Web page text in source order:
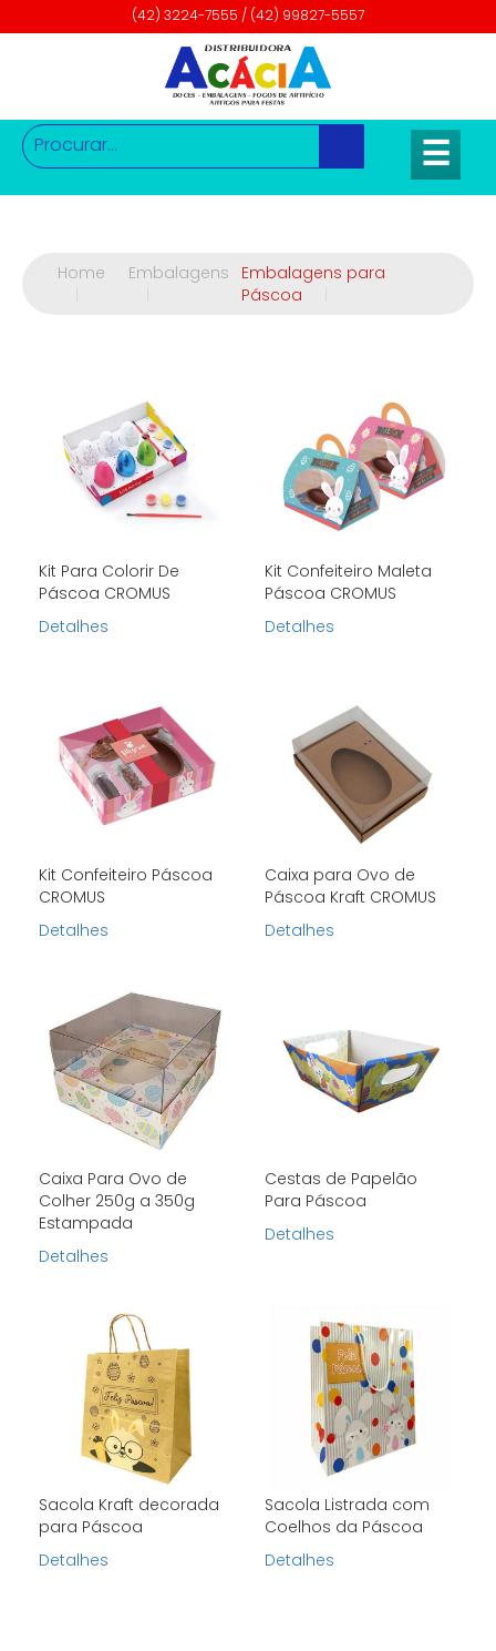
(42) 3224-7555 / (42) 99827-5557
☰
Home
Embalagens
Embalagens para
Páscoa
Kit Para Colorir De
Páscoa CROMUS
Detalhes
Kit Confeiteiro Maleta
Páscoa CROMUS
Detalhes
Kit Confeiteiro Páscoa
CROMUS
Detalhes
Caixa para Ovo de
Páscoa Kraft CROMUS
Detalhes
Caixa Para Ovo de
Colher 250g a 350g
Estampada
Detalhes
Cestas de Papelão
Para Páscoa
Detalhes
Sacola Kraft decorada
para Páscoa
Detalhes
Sacola Listrada com
Coelhos da Páscoa
Detalhes